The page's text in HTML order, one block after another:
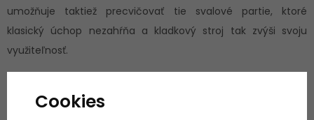
umožňuje taktiež precvičovať tie svalové partie, ktoré
klasický úchop nezahŕňa a kladkový stroj tak zvýši svoju
využiteľnosť.
Technický popis:
Cookies